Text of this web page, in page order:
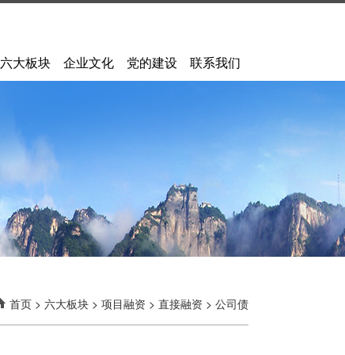
六大板块 企业文化 党的建设 联系我们
首页 > 六大板块 > 项目融资 > 直接融资 > 公司债